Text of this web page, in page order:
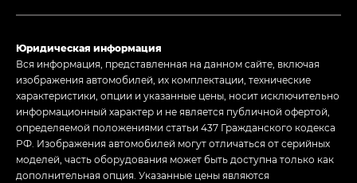
Юридическая информация
Вся информация, представленная на данном сайте, включая
изображения автомобилей, их комплектации, технические
характеристики, опции и указанные цены, носит исключительно
информационный характер и не является публичной офертой,
определяемой положениями статьи 437 Гражданского кодекса
РФ. Изображения автомобилей могут отличаться от серийных
моделей, часть оборудования может быть доступна только как
дополнительная опция. Указанные цены являются